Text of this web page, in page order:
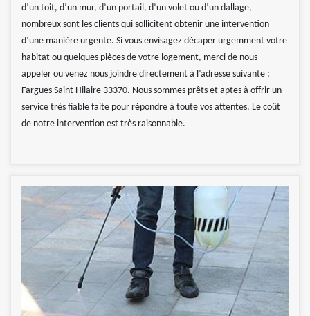
d’un toit, d’un mur, d’un portail, d’un volet ou d’un dallage,
nombreux sont les clients qui sollicitent obtenir une intervention
d’une manière urgente. Si vous envisagez décaper urgemment votre
habitat ou quelques pièces de votre logement, merci de nous
appeler ou venez nous joindre directement à l’adresse suivante :
Fargues Saint Hilaire 33370. Nous sommes prêts et aptes à offrir un
service très fiable faite pour répondre à toute vos attentes. Le coût
de notre intervention est très raisonnable.